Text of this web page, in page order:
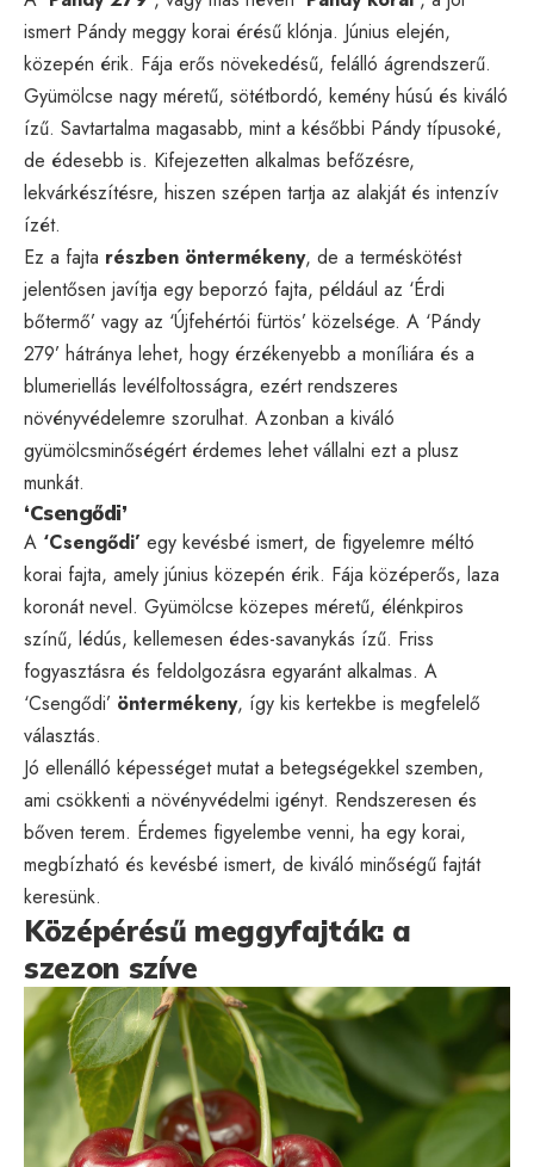
ismert Pándy meggy korai érésű klónja. Június elején,
közepén érik. Fája erős növekedésű, felálló ágrendszerű.
Gyümölcse nagy méretű, sötétbordó, kemény húsú és kiváló
ízű. Savtartalma magasabb, mint a későbbi Pándy típusoké,
de édesebb is. Kifejezetten alkalmas befőzésre,
lekvárkészítésre, hiszen szépen tartja az alakját és intenzív
ízét.
Ez a fajta részben öntermékeny, de a terméskötést
jelentősen javítja egy beporzó fajta, például az ‘Érdi
bőtermő’ vagy az ‘Újfehértói fürtös’ közelsége. A ‘Pándy
279’ hátránya lehet, hogy érzékenyebb a moníliára és a
blumeriellás levélfoltosságra, ezért rendszeres
növényvédelemre szorulhat. Azonban a kiváló
gyümölcsminőségért érdemes lehet vállalni ezt a plusz
munkát.
‘Csengődi’
A ‘Csengődi’ egy kevésbé ismert, de figyelemre méltó
korai fajta, amely június közepén érik. Fája középerős, laza
koronát nevel. Gyümölcse közepes méretű, élénkpiros
színű, lédús, kellemesen édes-savanykás ízű. Friss
fogyasztásra és feldolgozásra egyaránt alkalmas. A
‘Csengődi’ öntermékeny, így kis kertekbe is megfelelő
választás.
Jó ellenálló képességet mutat a betegségekkel szemben,
ami csökkenti a növényvédelmi igényt. Rendszeresen és
bőven terem. Érdemes figyelembe venni, ha egy korai,
megbízható és kevésbé ismert, de kiváló minőségű fajtát
keresünk.
Középérésű meggyfajták: a
szezon szíve